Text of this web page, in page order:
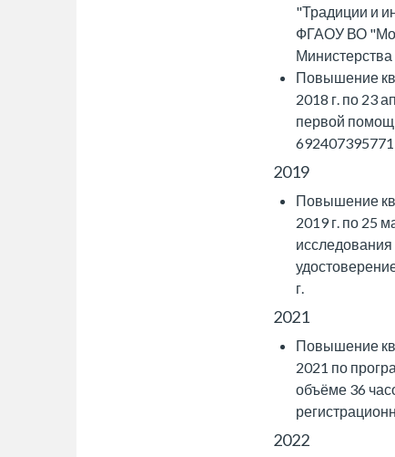
"Традиции и
ФГАОУ ВО
Повышение
2018 г. по 23
первой
2019
Повышение
2019 г. по 25
г.
2021
Повышение
2021 по
объёме 36
2022